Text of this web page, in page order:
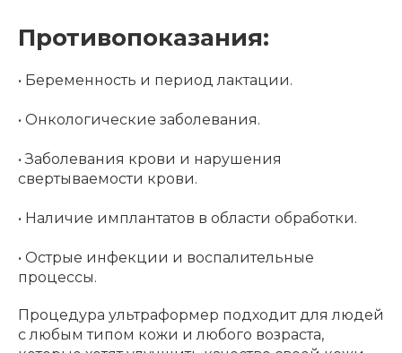
Противопоказания:
• Беременность и период лактации.
• Онкологические заболевания.
• Заболевания крови и нарушения
свертываемости крови.
• Наличие имплантатов в области обработки.
• Острые инфекции и воспалительные
процессы.
Процедура ультраформер подходит для людей
с любым типом кожи и любого возраста,